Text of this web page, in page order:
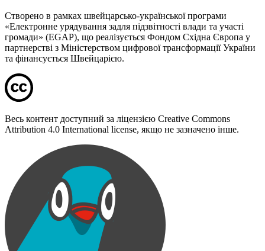
Створено в рамках швейцарсько-української програми
«Електронне урядування задля підзвітності влади та участі
громади» (EGAP), що реалізується Фондом Східна Європа у
партнерстві з Міністерством цифрової трансформації України
та фінансується Швейцарією.
Весь контент доступний за ліцензією Creative Commons
Attribution 4.0 International license, якщо не зазначено інше.